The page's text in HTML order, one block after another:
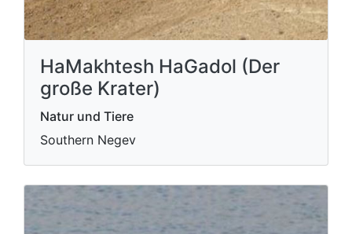
HaMakhtesh HaGadol (Der
große Krater)
Natur und Tiere
Southern Negev